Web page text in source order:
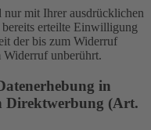
nur mit Ihrer ausdrücklichen
erteilte Einwilligung
der bis zum Widerruf
unberührt.
in
Direktwerbung (Art.